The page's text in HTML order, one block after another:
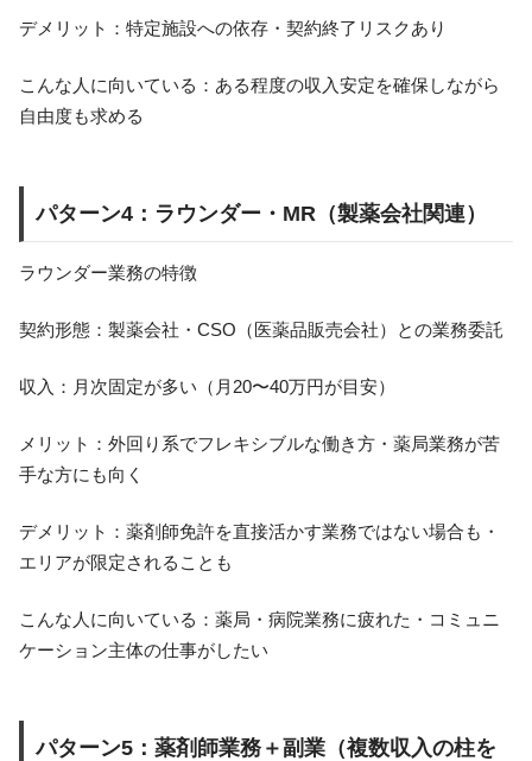
デメリット：特定施設への依存・契約終了リスクあり
こんな人に向いている：ある程度の収入安定を確保しながら
自由度も求める
パターン4：ラウンダー・MR（製薬会社関連）
ラウンダー業務の特徴
契約形態：製薬会社・CSO（医薬品販売会社）との業務委託
収入：月次固定が多い（月20〜40万円が目安）
メリット：外回り系でフレキシブルな働き方・薬局業務が苦
手な方にも向く
デメリット：薬剤師免許を直接活かす業務ではない場合も・
エリアが限定されることも
こんな人に向いている：薬局・病院業務に疲れた・コミュニ
ケーション主体の仕事がしたい
パターン5：薬剤師業務＋副業（複数収入の柱を